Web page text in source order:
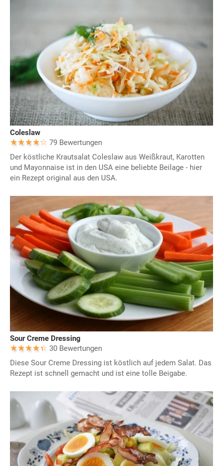
Coleslaw
79 Bewertungen
Der köstliche Krautsalat Coleslaw aus Weißkraut, Karotten
und Mayonnaise ist in den USA eine beliebte Beilage - hier
ein Rezept original aus den USA.
Sour Creme Dressing
30 Bewertungen
Diese Sour Creme Dressing ist köstlich auf jedem Salat. Das
Rezept ist schnell gemacht und ist eine tolle Beigabe.